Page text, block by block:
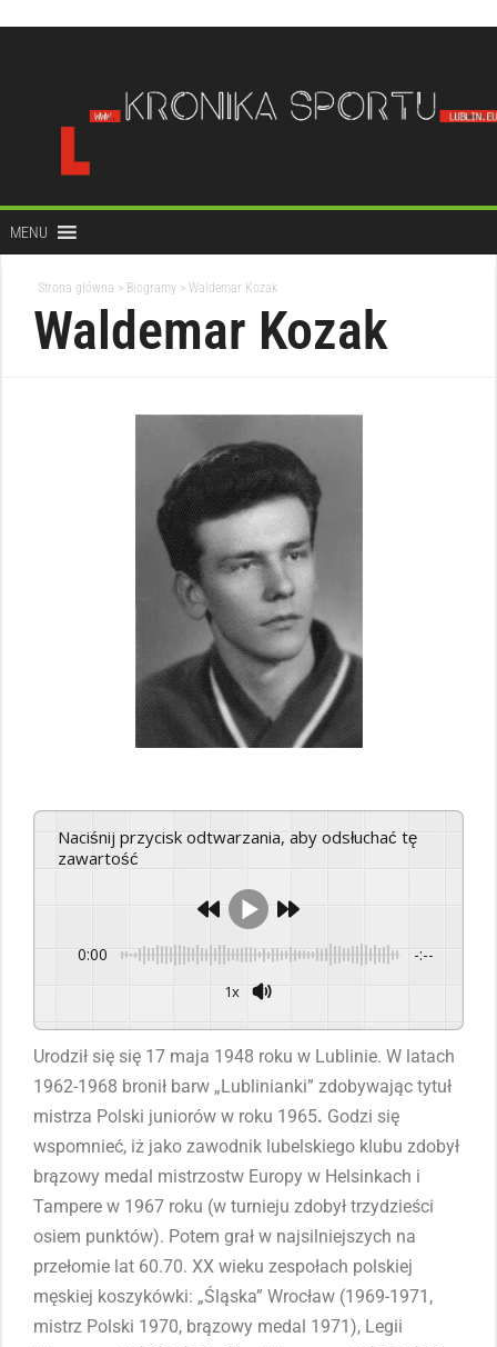
treści
MENU
Strona główna > Biogramy > Waldemar Kozak
Waldemar Kozak
Naciśnij przycisk odtwarzania, aby odsłuchać tę
zawartość
0:00 -:--
1x
Urodził się się 17 maja 1948 roku w Lublinie. W latach
1962-1968 bronił barw „Lublinianki” zdobywając tytuł
mistrza Polski juniorów w roku 1965. Godzi się
wspomnieć, iż jako zawodnik lubelskiego klubu zdobył
brązowy medal mistrzostw Europy w Helsinkach i
Tampere w 1967 roku (w turnieju zdobył trzydzieści
osiem punktów). Potem grał w najsilniejszych na
przełomie lat 60.70. XX wieku zespołach polskiej
męskiej koszykówki: „Śląska” Wrocław (1969-1971,
mistrz Polski 1970, brązowy medal 1971), Legii